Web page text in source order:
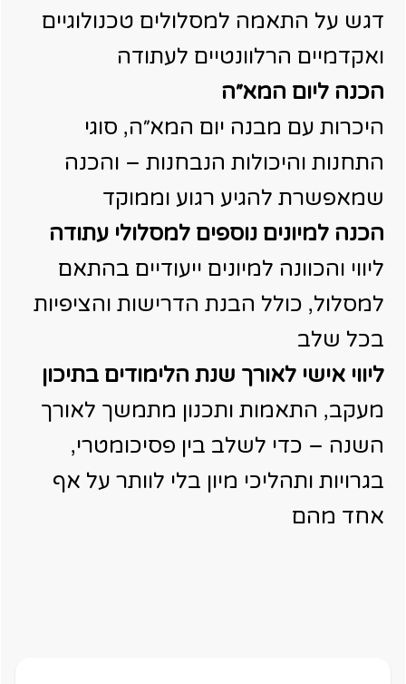
דגש על התאמה למסלולים טכנולוגיים
ואקדמיים הרלוונטיים לעתודה
הכנה ליום המא״ה
היכרות עם מבנה יום המא״ה, סוגי
התחנות והיכולות הנבחנות – והכנה
שמאפשרת להגיע רגוע וממוקד
הכנה למיונים נוספים למסלולי עתודה
ליווי והכוונה למיונים ייעודיים בהתאם
למסלול, כולל הבנת הדרישות והציפיות
בכל שלב
ליווי אישי לאורך שנת הלימודים בתיכון
מעקב, התאמות ותכנון מתמשך לאורך
השנה – כדי לשלב בין פסיכומטרי,
בגרויות ותהליכי מיון בלי לוותר על אף
אחד מהם